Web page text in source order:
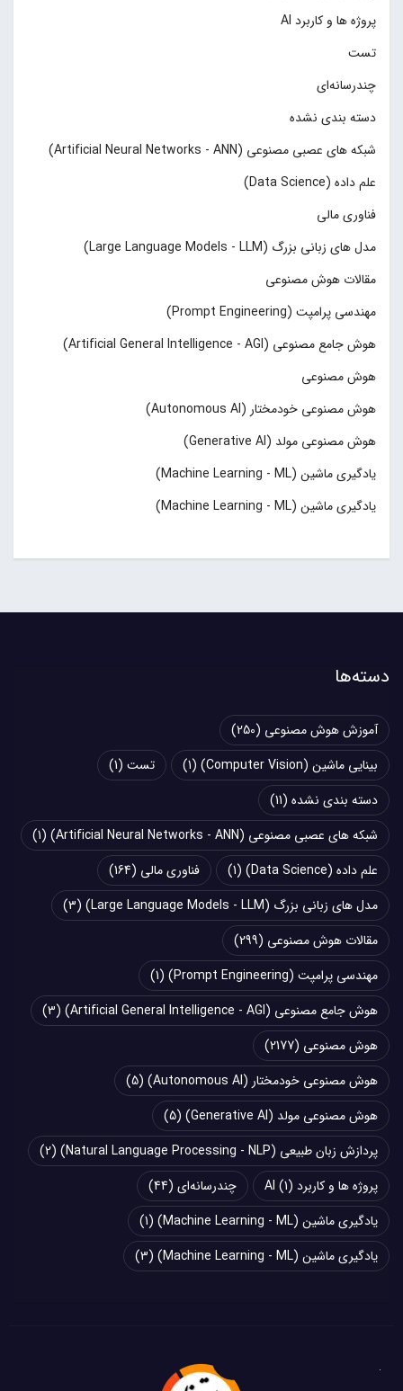
پروژه ها و کاربرد AI
تست
چند‌‌رسانه‌ای
دسته بندی نشده
شبکه های عصبی مصنوعی (Artificial Neural Networks - ANN)
علم داده (Data Science)
فناوری مالی
مدل های زبانی بزرگ (Large Language Models - LLM)
مقالات هوش مصنوعی
مهندسی پرامپت (Prompt Engineering)
هوش جامع مصنوعی (Artificial General Intelligence - AGI)
هوش مصنوعی
هوش مصنوعی خودمختار (Autonomous AI)
هوش مصنوعی مولد (Generative AI)
یادگیری ماشین (Machine Learning - ML)
یادگیری ماشین (Machine Learning - ML)
دسته‌ها
آموزش هوش مصنوعی (250)
بینایی ماشین (Computer Vision)
(1) تست (1)
دسته بندی نشده (11)
شبکه های عصبی مصنوعی (Artificial Neural Networks - ANN)
(1)
علم داده (Data Science)
(1) فناوری مالی (164)
مدل های زبانی بزرگ (Large Language Models - LLM)
(3)
مقالات هوش مصنوعی (299)
مهندسی پرامپت (Prompt Engineering)
(1)
هوش جامع مصنوعی (Artificial General Intelligence - AGI)
(3)
هوش مصنوعی (2177)
هوش مصنوعی خودمختار (Autonomous AI)
(5)
هوش مصنوعی مولد (Generative AI)
(5)
پردازش زبان طبیعی (Natural Language Processing - NLP)
(2)
پروژه ها و کاربرد AI (1) چند‌‌رسانه‌ای (44)
یادگیری ماشین (Machine Learning - ML)
(1)
یادگیری ماشین (Machine Learning - ML)
(3)